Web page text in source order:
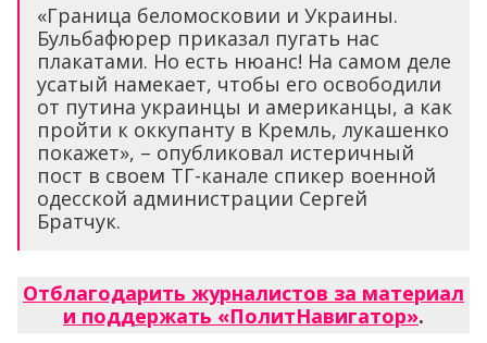
«Граница беломосковии и Украины.
Бульбафюрер приказал пугать нас
плакатами. Но есть нюанс! На самом деле
усатый намекает, чтобы его освободили
от путина украинцы и американцы, а как
пройти к оккупанту в Кремль, лукашенко
покажет», – опубликовал истеричный
пост в своем ТГ-канале спикер военной
одесской администрации Сергей
Братчук.
Отблагодарить журналистов за материал
и поддержать «ПолитНавигатор».